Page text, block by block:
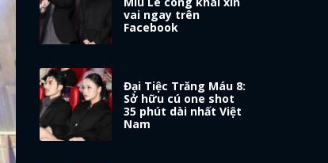
vai ngay trên
Facebook
Đại Tiệc Trăng Máu 8:
Sở hữu cú one shot
35 phút dài nhất Việt
Nam